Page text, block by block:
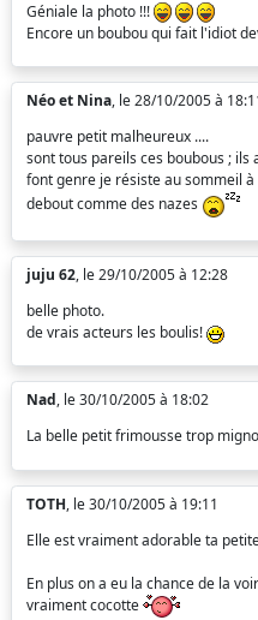
Géniale la photo !!!
Encore un boubou qui fait l'idiot
Néo et Nina, le 28/10/2005 à
pauvre petit malheureux ....
sont tous pareils ces boubous ;
font genre je résiste au sommeil
debout comme des nazes
juju 62, le 29/10/2005 à 12:28
belle photo.
de vrais acteurs les boulis!
Nad, le 30/10/2005 à 18:02
La belle petit frimousse trop
TOTH, le 30/10/2005 à 19:11
Elle est vraiment adorable ta
En plus on a eu la chance de la
vraiment cocotte